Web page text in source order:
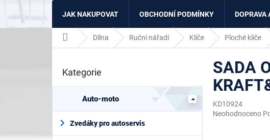
JAK NAKUPOVAT OBCHODNÍ PODMÍNKY DOPRAVA
Domů Dílna Ruční nářadí Klíče Ploché klíče
t
a
Přeskočit
Kategorie
Auto-moto
Zvedáky pro autoservis
SADA
KD10924
Průměrné
Neohodnoceno